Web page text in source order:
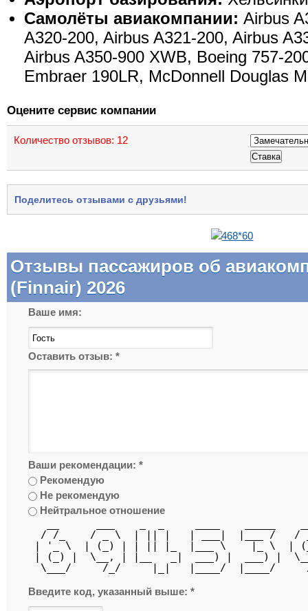
Самолёты авиакомпании: Airbus
A320-200, Airbus A321-200, Airbus
Airbus A350-900 XWB, Boeing 757-
Embraer 190LR, McDonnell Douglas
Оцените сервис компании
Количество отзывов: 12
Поделитесь отзывами с друзьями!
Отзывы пассажиров об
(Finnair) 2026
Ваше имя:
Оставить отзыв: *
Ваши рекомендации: *
Рекомендую
Не рекомендую
Нейтральное отношение
/ /_    / _ \  | || |   | ___|  |___ /
| '_ \  | (_) | | || |_  |___ \    |_ \  |
| (_) |  \__, | |__   _|  ___) |  ___) |
\___/     /_/     |_|   |____/  |____/
Введите код, указанный выше: *